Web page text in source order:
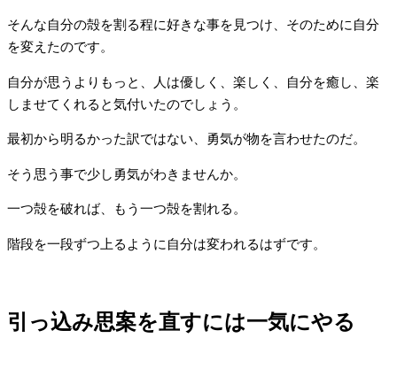
そんな自分の殻を割る程に好きな事を見つけ、そのために自分
を変えたのです。
自分が思うよりもっと、人は優しく、楽しく、自分を癒し、楽
しませてくれると気付いたのでしょう。
最初から明るかった訳ではない、勇気が物を言わせたのだ。
そう思う事で少し勇気がわきませんか。
一つ殻を破れば、もう一つ殻を割れる。
階段を一段ずつ上るように自分は変われるはずです。
引っ込み思案を直すには一気にやる